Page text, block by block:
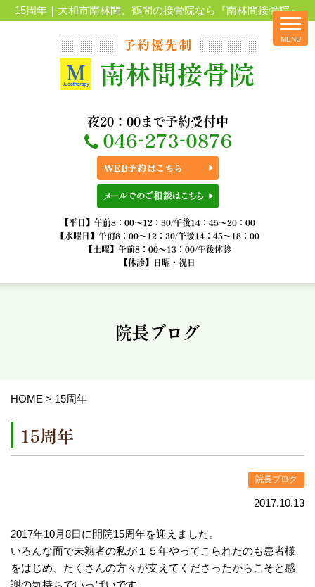
15周年｜大和市南林間、鶴間の接骨院なら『南林間接骨院』
夜20：00まで予約受付中
【平日】午前8：00～12：30/午後14：45～20：00
【水曜日】午前8：00～12：30/午後14：45～18：00
【土曜】午前8：00～13：00/午後休診
【休診】日曜・祝日
院長ブログ
HOME > 15周年
15周年
院長ブログ
2017.10.13
2017年10月8日に開院15周年を迎えました。
いろんな面で未熟者の私が１５年やってこられたのも患者様
をはじめ、たくさんの方々が支えてくださったからこそと感
謝の気持ちでいっぱいです。